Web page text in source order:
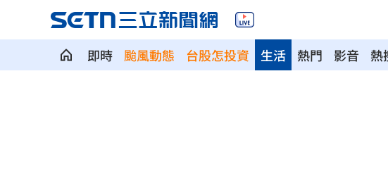
即時 颱風動態 台股怎投資 熱門 影音 熱
生活